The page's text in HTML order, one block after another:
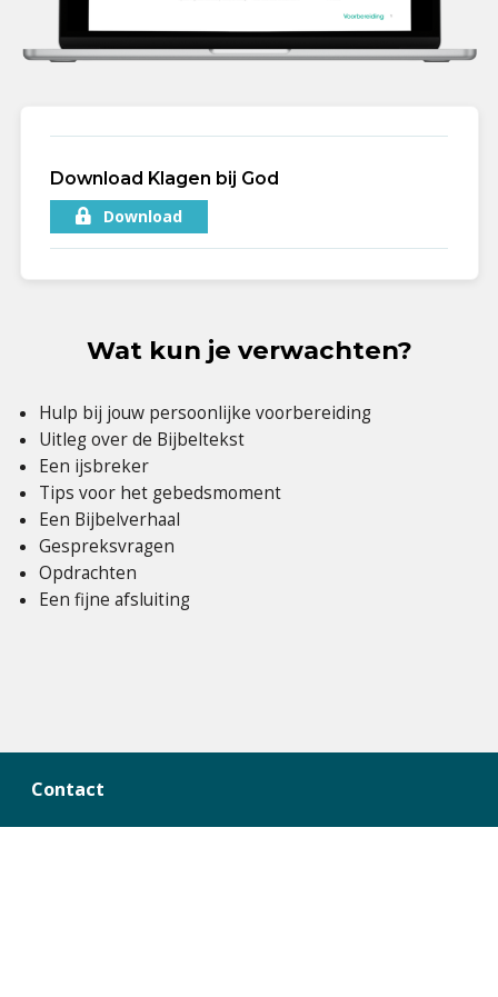
Download Klagen bij God
Download
Wat kun je verwachten?
Hulp bij jouw persoonlijke voorbereiding
Uitleg over de Bijbeltekst
Een ijsbreker
Tips voor het gebedsmoment
Een Bijbelverhaal
Gespreksvragen
Opdrachten
Een fijne afsluiting
Contact
NederlandE.bijbelnext@bijbelgenootschap.nl